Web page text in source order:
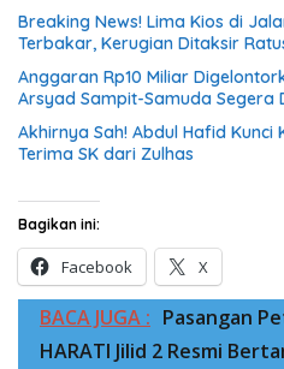
Breaking News! Lima Kios di
Terbakar, Kerugian Ditaksir
Anggaran Rp10 Miliar
Arsyad Sampit-Samuda Segera
Akhirnya Sah! Abdul Hafid Kunci
Terima SK dari Zulhas
Bagikan ini:
Facebook X
BACA JUGA : Pasangan
HARATI Jilid 2 Resmi